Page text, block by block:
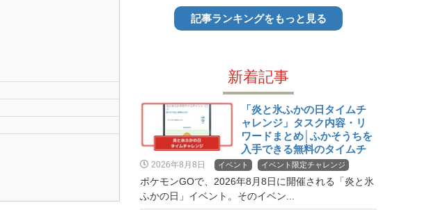
記事ランキングをもっと見る
新着記事
「炎と氷ふかの日タイムチ
ャレンジ」タスク内容・リ
ワードまとめ│ふかそうちを
入手できる無料のタイムチ
ャレンジ
2026年8月8日 イベント イベント限定チャレンジ
ポケモンGOで、2026年8月8日に開催される「炎と氷
ふかの日」イベント。そのイベン...